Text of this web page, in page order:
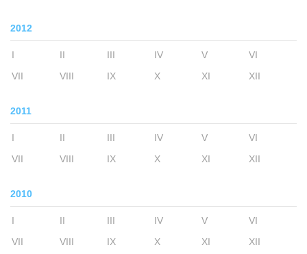
2012
I II III IV V
VI
VII
VIII IX X XI XII
2011
I II III IV V
VI
VII
VIII IX X XI XII
2010
I II III IV V
VI
VII
VIII IX X XI XII